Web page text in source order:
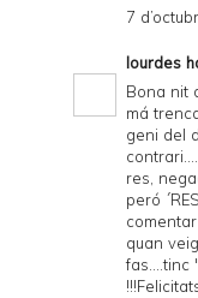
7
lourdes
Bona nit
má
geni del
res,
peró
quan
fas....tinc